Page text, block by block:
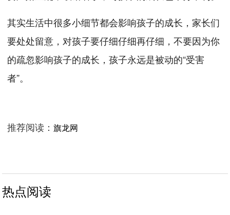
其实生活中很多小细节都会影响孩子的成长，家长们
要处处留意，对孩子要仔细仔细再仔细，不要因为你
的疏忽影响孩子的成长，孩子永远是被动的“受害
者”。
推荐阅读：旗龙网
热点阅读